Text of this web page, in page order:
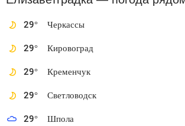
29° Черкассы
29° Кировоград
29° Кременчук
29° Светловодск
29° Шпола